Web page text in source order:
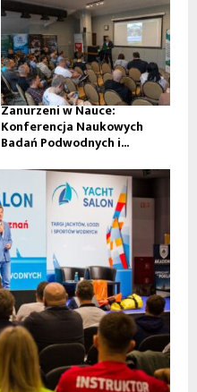
Zanurzeni w Nauce:
Konferencja Naukowych
Badań Podwodnych i...